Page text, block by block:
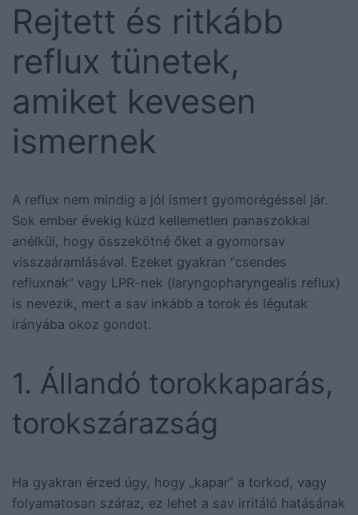
Rejtett és ritkább
reflux tünetek,
amiket kevesen
ismernek
A reflux nem mindig a jól ismert gyomorégéssel jár.
Sok ember évekig küzd kellemetlen panaszokkal
anélkül, hogy összekötné őket a gyomorsav
visszaáramlásával. Ezeket gyakran “csendes
refluxnak” vagy LPR-nek (laryngopharyngealis reflux)
is nevezik, mert a sav inkább a torok és légutak
irányába okoz gondot.
1. Állandó torokkaparás,
torokszárazság
Ha gyakran érzed úgy, hogy „kapar” a torkod, vagy
folyamatosan száraz, ez lehet a sav irritáló hatásának